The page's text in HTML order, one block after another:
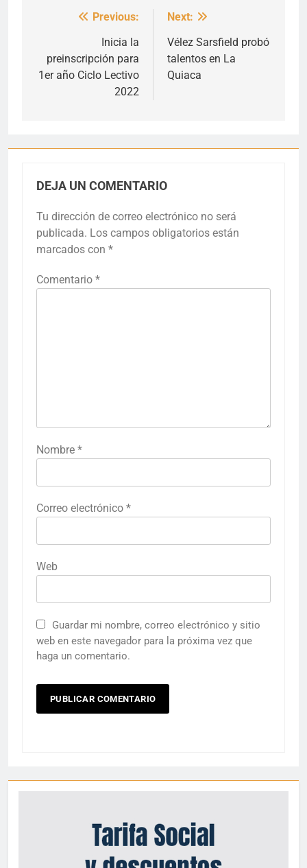
Navegación
entradas
Previous:
Inicia la
preinscripción para
1er año Ciclo Lectivo
2022
Next:
Vélez Sarsfield probó
talentos en La
Quiaca
DEJA UN COMENTARIO
Tu dirección de correo electrónico no será
publicada. Los campos obligatorios están
marcados con *
Comentario *
Nombre *
Correo electrónico *
Web
Guardar mi nombre, correo electrónico y sitio
web en este navegador para la próxima vez que
haga un comentario.